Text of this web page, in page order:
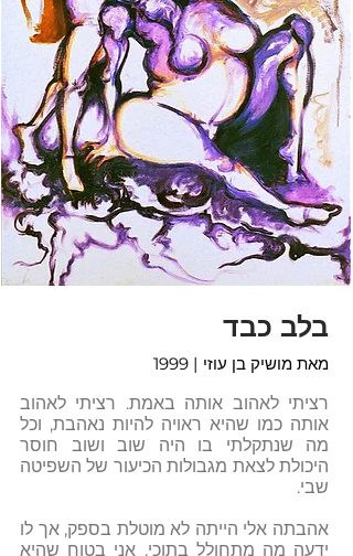
בלב כבד
מאת מושיק בן עוזי | 1999
רציתי לאהוב אותה באמת. רציתי לאהוב
אותה כמו שהיא ראויה להיות נאהבת, וכל
מה שנתקלתי בו היה שוב ושוב חוסר
היכולת לצאת מגבולות הכיעור של השפיטה
שבי.
אהבתה אלי הייתה לא מוטלת בספק, אך לו
ידעה מה מתחולל בתוכי, אני בטוח שהיא